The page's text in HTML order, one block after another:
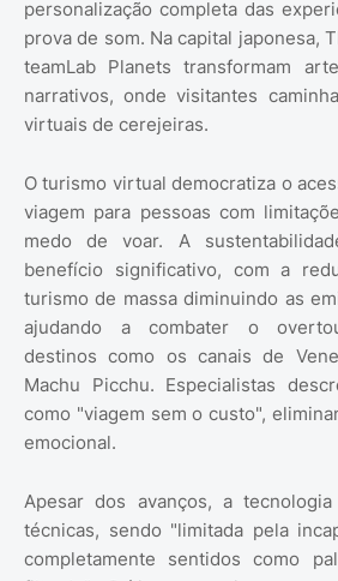
personalização completa das
prova de som. Na capital japonesa,
teamLab Planets transformam
narrativos, onde visitantes
virtuais de cerejeiras.
O turismo virtual democratiza o
viagem para pessoas com
medo de voar. A
benefício significativo, com a
turismo de massa diminuindo as
ajudando a combater o
destinos como os canais de
Machu Picchu. Especialistas
como "viagem sem o custo",
emocional.
Apesar dos avanços, a
técnicas, sendo "limitada pela
completamente sentidos como